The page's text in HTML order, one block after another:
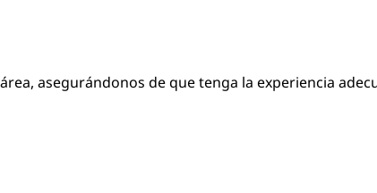
asegurándonos de que tenga la experiencia